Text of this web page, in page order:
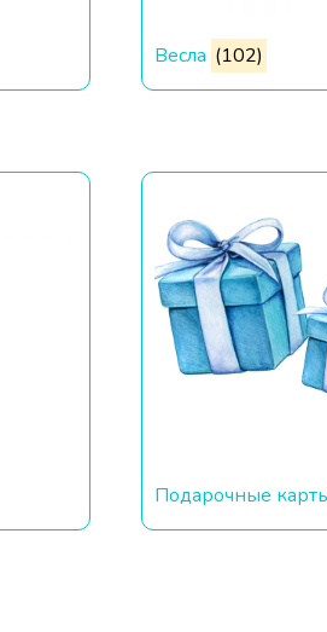
Bесла (102)
Подарочные